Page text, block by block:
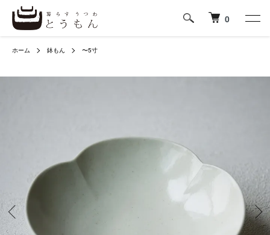
0
ホーム 鉢もん 〜5寸